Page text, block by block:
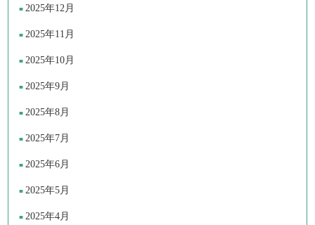
2025年12月
2025年11月
2025年10月
2025年9月
2025年8月
2025年7月
2025年6月
2025年5月
2025年4月